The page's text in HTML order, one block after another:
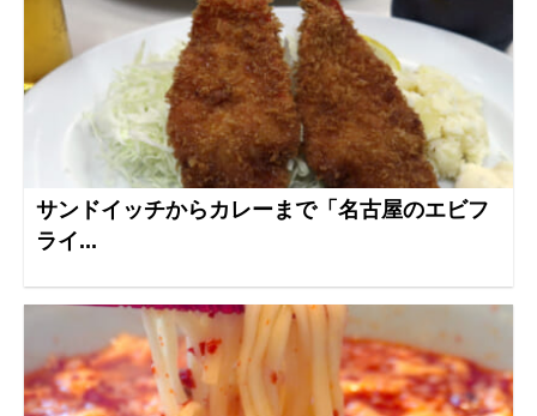
サンドイッチからカレーまで「名古屋のエビフ
ライ...